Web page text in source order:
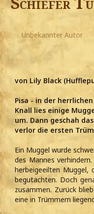
Unbekannter Autor
von Lily Black
Pisa - in der
Knall lies einige
um. Dann geschah
verlor die ersten
Ein Muggel wurde
des Mannes
herbeigeeilten Muggel,
begutachten. Doch
zusammen. Zurück
eine in Trümmern